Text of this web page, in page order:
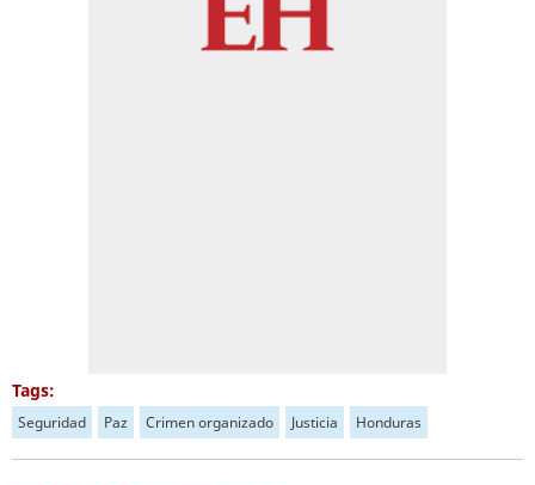
Tags:
Seguridad Paz Crimen organizado Justicia Honduras